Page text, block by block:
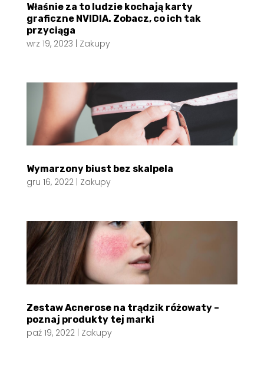
Właśnie za to ludzie kochają karty
graficzne NVIDIA. Zobacz, co ich tak
przyciąga
wrz 19, 2023 | Zakupy
Wymarzony biust bez skalpela
gru 16, 2022| Zakupy
Zestaw Acnerose na trądzik różowaty –
poznaj produkty tej marki
paź 19, 2022| Zakupy